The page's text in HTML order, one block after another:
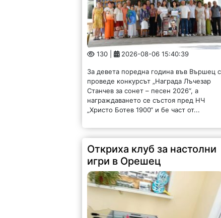
72 | 2026-08-06 15:36:34
Създаден е като място за срещи,
приятелства, забавление и общуване –
без телефони и екрани, но с много